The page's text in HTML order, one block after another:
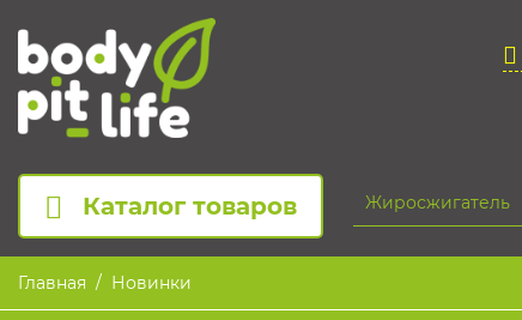
Каталог товаров
Главная Новинки